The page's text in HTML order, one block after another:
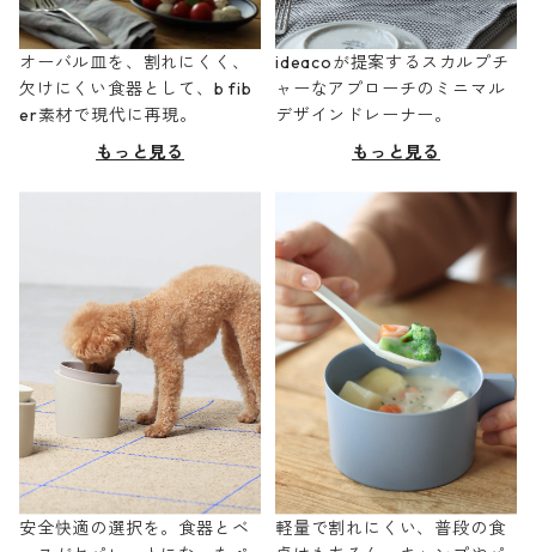
オーバル皿を、割れにくく、
欠けにくい食器として、b fib
er素材で現代に再現。
もっと見る
ideacoが提案するスカルプチ
ャーなアプローチのミニマル
デザインドレーナー。
もっと見る
安全快適の選択を。食器とベ
軽量で割れにくい、普段の食